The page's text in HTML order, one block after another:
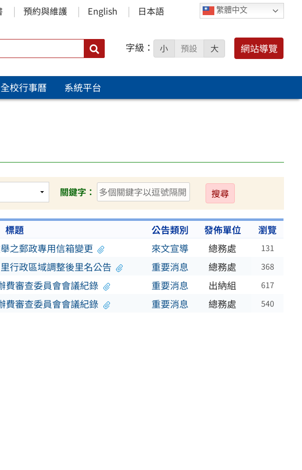
繁體中文
預約與維護 English 日本語
搜
尋：
字級： 小 預設 大 網站導覽
全校行事曆
系統平台
關鍵字：
送
出
標題 公告類別 發佈單位
瀏覽
之郵政專用信箱變更 來文宣導 總務處 131
行政區域調整後里名公告 重要消息 總務處 368
費審查委員會會議紀錄 重要消息 出納組 617
費審查委員會會議紀錄 重要消息 總務處 540